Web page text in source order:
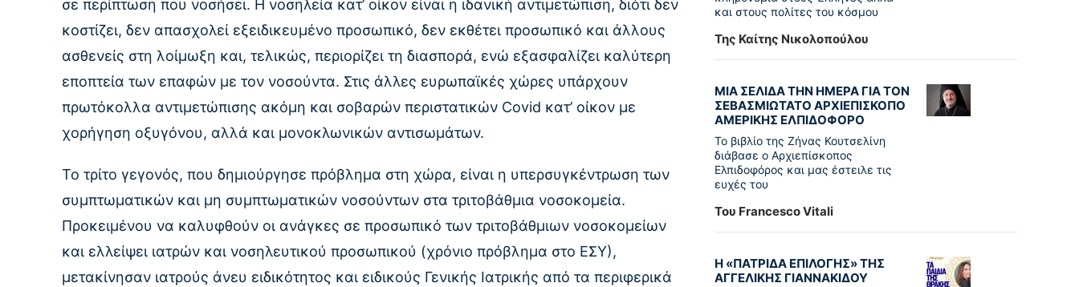
σε περίπτωση που νοσήσει. Η νοσηλεία κατ’ οίκον είναι η ιδανική αντιμετώπιση, διότι δεν
κοστίζει, δεν απασχολεί εξειδικευμένο προσωπικό, δεν εκθέτει προσωπικό και άλλους
ασθενείς στη λοίμωξη και, τελικώς, περιορίζει τη διασπορά, ενώ εξασφαλίζει καλύτερη
εποπτεία των επαφών με τον νοσούντα. Στις άλλες ευρωπαϊκές χώρες υπάρχουν
πρωτόκολλα αντιμετώπισης ακόμη και σοβαρών περιστατικών Covid κατ’ οίκον με
χορήγηση οξυγόνου, αλλά και μονοκλωνικών αντισωμάτων.
Το τρίτο γεγονός, που δημιούργησε πρόβλημα στη χώρα, είναι η υπερσυγκέντρωση των
συμπτωματικών και μη συμπτωματικών νοσούντων στα τριτοβάθμια νοσοκομεία.
Προκειμένου να καλυφθούν οι ανάγκες σε προσωπικό των τριτοβάθμιων νοσοκομείων
και ελλείψει ιατρών και νοσηλευτικού προσωπικού (χρόνιο πρόβλημα στο ΕΣΥ),
μετακίνησαν ιατρούς άνευ ειδικότητος και ειδικούς Γενικής Ιατρικής από τα περιφερικά
και στους πολίτες του κόσμου
Της Καίτης Νικολοπούλου
ΜΙΑ ΣΕΛΙΔΑ ΤΗΝ ΗΜΕΡΑ ΓΙΑ ΤΟΝ
ΣΕΒΑΣΜΙΩΤΑΤΟ ΑΡΧΙΕΠΙΣΚΟΠΟ
ΑΜΕΡΙΚΗΣ ΕΛΠΙΔΟΦΟΡΟ
Το βιβλίο της Ζήνας Κουτσελίνη
διάβασε ο Αρχιεπίσκοπος
Ελπιδοφόρος και μας έστειλε τις
ευχές του
Του Francesco Vitali
Η «ΠΑΤΡΊΔΑ ΕΠΙΛΟΓΉΣ» ΤΗΣ
ΑΓΓΕΛΙΚΉΣ ΓΙΑΝΝΑΚΊΔΟΥ